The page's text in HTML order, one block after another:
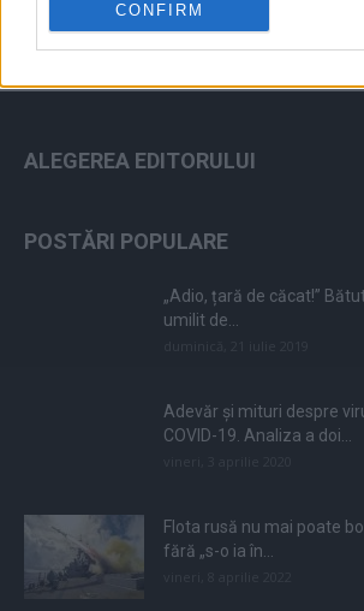
CONFIRM
ALEGEREA EDITORULUI
POSTĂRI POPULARE
„Adio, țară de căcat!”
umilit de...
Adevăr și mituri despre
COVID-19. Analiza a doi...
Flota rusă nu mai poate
fără „s-o ia în...